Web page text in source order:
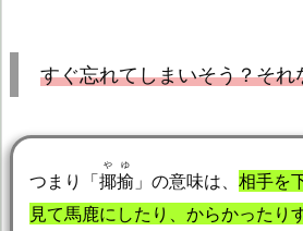
すぐ忘れてしまいそう？それ
つまり「揶揄
やゆ
」の意味は、 相手を
見て馬鹿にしたり、からかったり